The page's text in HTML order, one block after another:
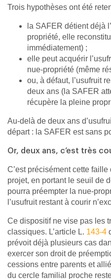
Trois hypothèses ont été
la SAFER détient déjà
propriété, elle
immédiatement) ;
elle peut acquérir
nue-propriété (même
ou, à défaut, l’usufruit
deux ans (la SAFER
récupère la pleine
Au-delà de deux ans
départ : la SAFER est sans
Or, deux ans, c’est très
C’est précisément cette
projet, en portant le seuil de
pourra préempter la nue-
l’usufruit restant à courir
Ce dispositif ne vise pas les
classiques. L’article L. 143-4
prévoit déjà plusieurs cas
exercer son droit de
cessions entre parents et
du cercle familial proche